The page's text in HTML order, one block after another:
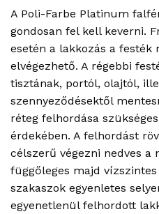
A Poli-Farbe Platinum
gondosan fel kell keverni.
esetén a lakkozás a festék
elvégezhető. A régebbi
tisztának, portól, olajtól,
szennyeződésektől
réteg felhordása
érdekében. A felhordást
célszerű végezni nedves a
függőleges majd
szakaszok egyenletes
egyenetlenül felhordott